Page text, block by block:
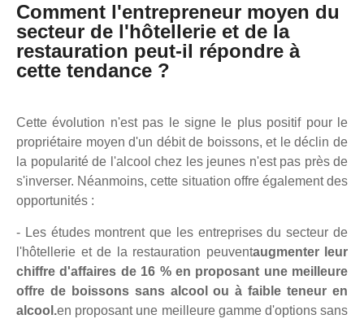
Comment l'entrepreneur moyen du
secteur de l'hôtellerie et de la
restauration peut-il répondre à
cette tendance ?
Cette évolution n'est pas le signe le plus positif pour le
propriétaire moyen d'un débit de boissons, et le déclin de
la popularité de l'alcool chez les jeunes n'est pas près de
s'inverser. Néanmoins, cette situation offre également des
opportunités :
- Les études montrent que les entreprises du secteur de
l'hôtellerie et de la restauration peuventaugmenter leur
chiffre d'affaires de 16 % en proposant une meilleure
offre de boissons sans alcool ou à faible teneur en
alcool.en proposant une meilleure gamme d'options sans